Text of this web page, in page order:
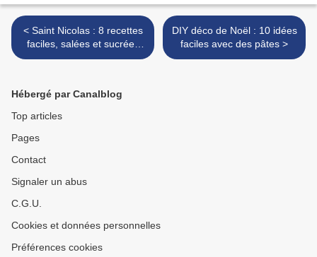
< Saint Nicolas : 8 recettes
faciles, salées et sucrées
pour se régaler le 6
DIY déco de Noël : 10 idées
faciles avec des pâtes >
Hébergé par Canalblog
Top articles
Pages
Contact
Signaler un abus
C.G.U.
Cookies et données personnelles
Préférences cookies